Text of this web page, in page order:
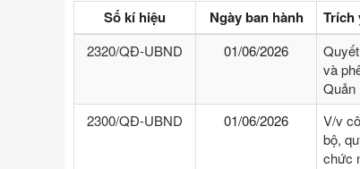
Số kí hiệu Ngày ban hành Trích
2320/QĐ-UBND 01/06/2026
và
Quản
2300/QĐ-UBND
01/06/2026
V/v
bộ,
chức